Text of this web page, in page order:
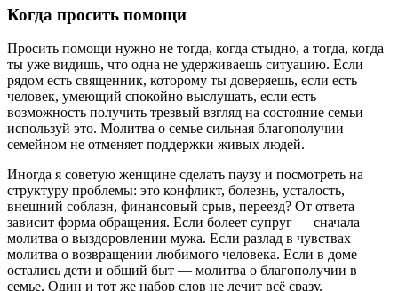
Когда просить помощи
Просить помощи нужно не тогда, когда стыдно, а тогда, когда
ты уже видишь, что одна не удерживаешь ситуацию. Если
рядом есть священник, которому ты доверяешь, если есть
человек, умеющий спокойно выслушать, если есть
возможность получить трезвый взгляд на состояние семьи —
используй это. Молитва о семье сильная благополучии
семейном не отменяет поддержки живых людей.
Иногда я советую женщине сделать паузу и посмотреть на
структуру проблемы: это конфликт, болезнь, усталость,
внешний соблазн, финансовый срыв, переезд? От ответа
зависит форма обращения. Если болеет супруг — сначала
молитва о выздоровлении мужа. Если разлад в чувствах —
молитва о возвращении любимого человека. Если в доме
остались дети и общий быт — молитва о благополучии в
семье. Один и тот же набор слов не лечит всё сразу.